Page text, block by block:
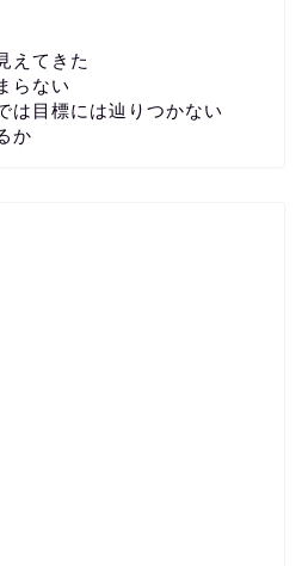
えてきた
らない
は目標には辿りつかない
か